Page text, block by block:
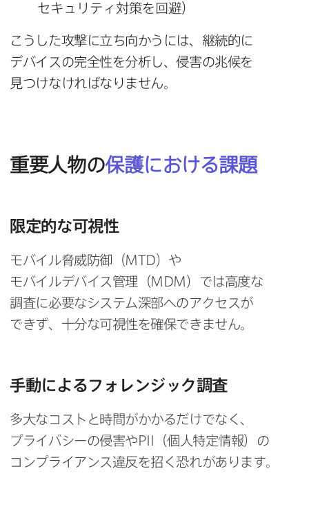
セキュリティ対策を​回避）
こうした​攻撃に​立ち向かうには、​継続的に​
デバイスの​完全性を​分析し、​侵害の​兆候を​
見つけなければなりません。
重要人物の保護に​おける​課題
限定的な​可視性
モバイル脅威防御​（MTD ）や​
モバイルデバイス管理​（MDM ）では​高度な​
調査に​必要な​システム深部への​アクセスが​
できず、​十分な​可視性を​確保できません。
手動に​よる​フォレンジック調査
多大な​コストと​時間が​かかるだけでなく、​
プライバシーの​侵害や PII
（個人特定情報）の​
コンプライアンス違反を​招く​恐れが​あります。